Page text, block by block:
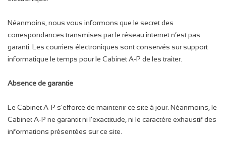
Néanmoins, nous vous informons que le secret des
correspondances transmises par le réseau internet n’est pas
garanti. Les courriers électroniques sont conservés sur support
informatique le temps pour le Cabinet A-P de les traiter.
Absence de garantie
Le Cabinet A-P s’efforce de maintenir ce site à jour. Néanmoins, le
Cabinet A-P ne garantit ni l’exactitude, ni le caractère exhaustif des
informations présentées sur ce site.